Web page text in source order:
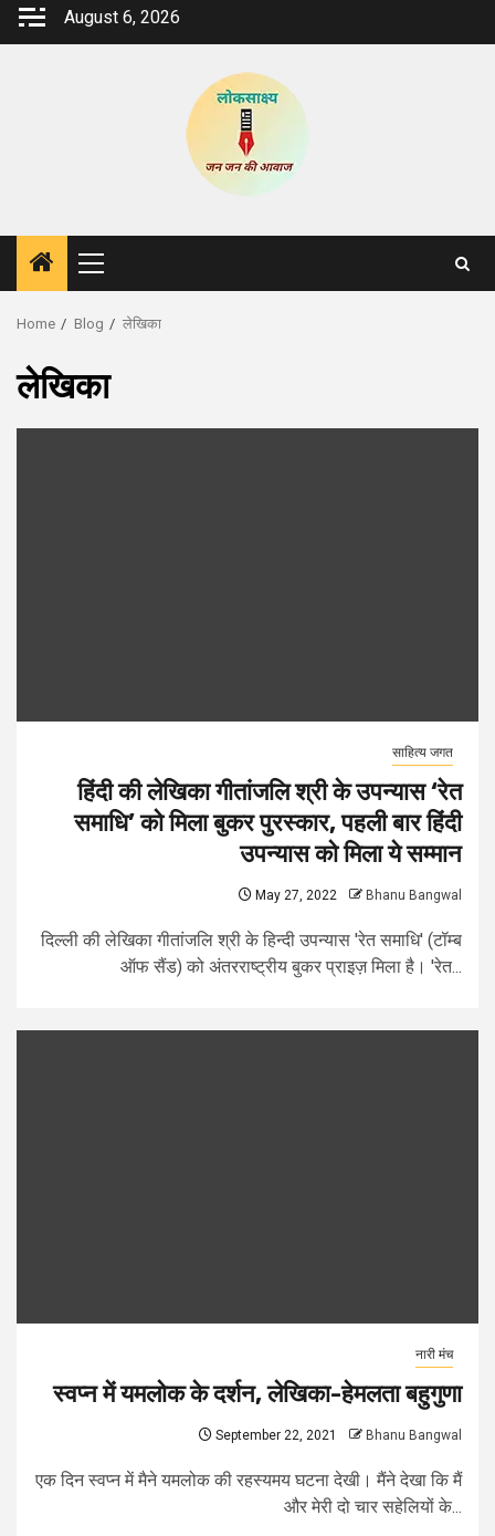
Skip
August 6, 2026
Primary
Menu
Home Blog लेखिका
लेखिका
साहित्य जगत
हिंदी की लेखिका गीतांजलि श्री के उपन्यास ‘रेत
समाधि’ को मिला बुकर पुरस्कार, पहली बार हिंदी
उपन्यास को मिला ये सम्मान
May 27, 2022 Bhanu Bangwal
दिल्ली की लेखिका गीतांजलि श्री के हिन्दी उपन्यास 'रेत समाधि' (टॉम्ब
ऑफ सैंड) को अंतरराष्ट्रीय बुकर प्राइज़ मिला है। 'रेत...
नारी मंच
स्वप्न में यमलोक के दर्शन, लेखिका-हेमलता बहुगुणा
September 22, 2021 Bhanu Bangwal
एक दिन स्वप्न में मैने यमलोक की रहस्यमय घटना देखी। मैंने देखा कि मैं
और मेरी दो चार सहेलियों के...